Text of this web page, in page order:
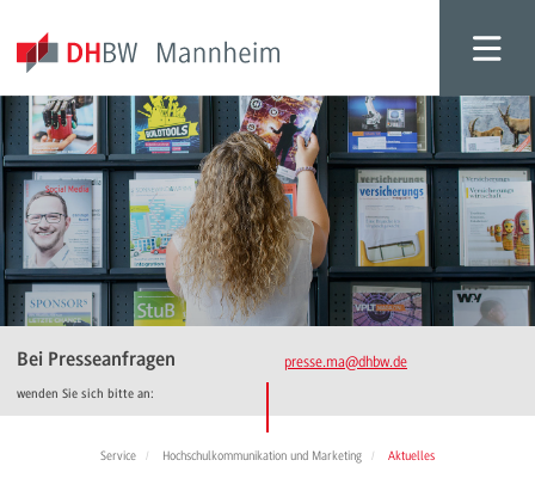
Bei Presseanfragen
wenden Sie sich bitte an:
presse.ma@dhbw.de
Service Hochschulkommunikation und Marketing Aktuelles